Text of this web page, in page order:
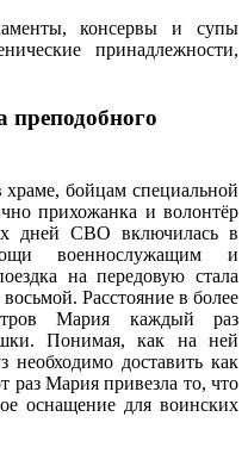
консервы и супы
принадлежности,
бойцам специальной
прихожанка и волонтёр
дней СВО включилась в
военнослужащим и
на передовую стала
Расстояние в более
Мария каждый раз
Понимая, как на ней
необходимо доставить как
раз Мария привезла то, что
оснащение для воинских